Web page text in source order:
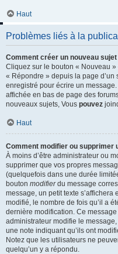
Haut
Problèmes liés à la
Comment créer un nouveau
Cliquez sur le bouton « Nouveau
« Répondre » depuis la page d’un
enregistré pour écrire un
affichée en bas de page des
nouveaux sujets, Vous pouvez
Haut
Comment modifier ou supprimer
À moins d’être administrateur ou
supprimer que vos propres
(quelquefois dans une durée
bouton modifierdu message
message, un petit texte s’affichera
modifié, le nombre de fois qu’il a
dernière modification. Ce
administrateur modifie le
une note indiquant qu’ils ont
Notez que les utilisateurs ne
quelqu’un y a répondu.